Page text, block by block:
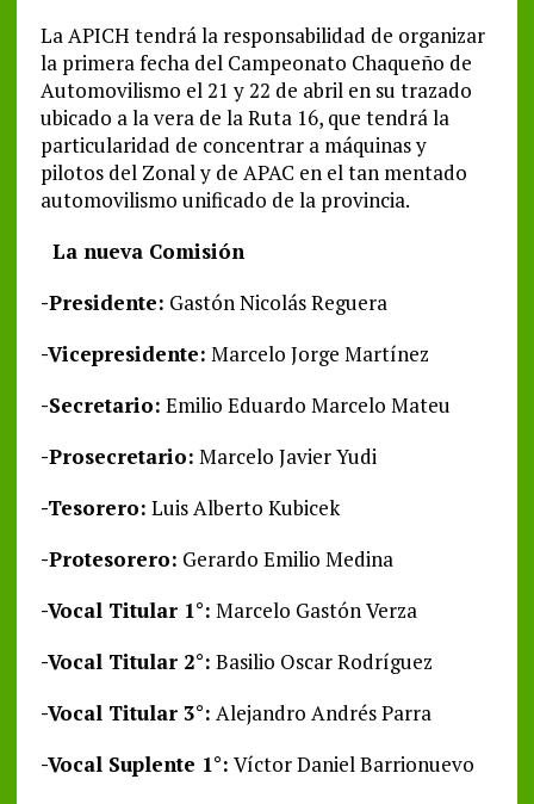
La APICH tendrá la responsabilidad de organizar
la primera fecha del Campeonato Chaqueño de
Automovilismo el 21 y 22 de abril en su trazado
ubicado a la vera de la Ruta 16, que tendrá la
particularidad de concentrar a máquinas y
pilotos del Zonal y de APAC en el tan mentado
automovilismo unificado de la provincia.
La nueva Comisión
-Presidente: Gastón Nicolás Reguera
-Vicepresidente: Marcelo Jorge Martínez
-Secretario: Emilio Eduardo Marcelo Mateu
-Prosecretario: Marcelo Javier Yudi
-Tesorero: Luis Alberto Kubicek
-Protesorero: Gerardo Emilio Medina
-Vocal Titular 1°: Marcelo Gastón Verza
-Vocal Titular 2°: Basilio Oscar Rodríguez
-Vocal Titular 3°: Alejandro Andrés Parra
-Vocal Suplente 1°: Víctor Daniel Barrionuevo